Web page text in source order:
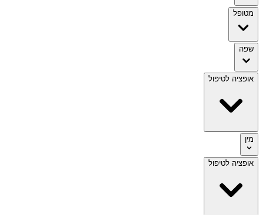
מטופל
שפה
אופציה לטיפול
מין
אופציה לטיפול